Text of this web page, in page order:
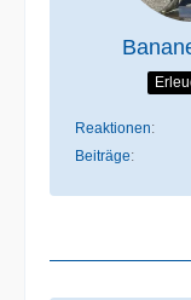
Reaktionen
Beiträge